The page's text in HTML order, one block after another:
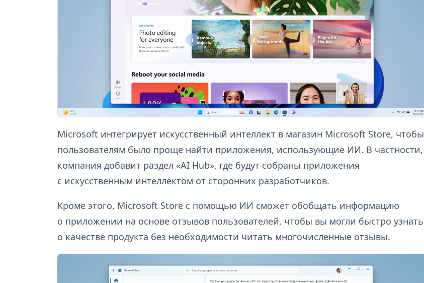
Microsoft интегрирует искусственный интеллект в магазин Microsoft Store, чтобы
пользователям было проще найти приложения, использующие ИИ. В частности,
компания добавит раздел «AI Hub», где будут собраны приложения
с искусственным интеллектом от сторонних разработчиков.
Кроме этого, Microsoft Store с помощью ИИ сможет обобщать информацию
о приложении на основе отзывов пользователей, чтобы вы могли быстро узнать
о качестве продукта без необходимости читать многочисленные отзывы.